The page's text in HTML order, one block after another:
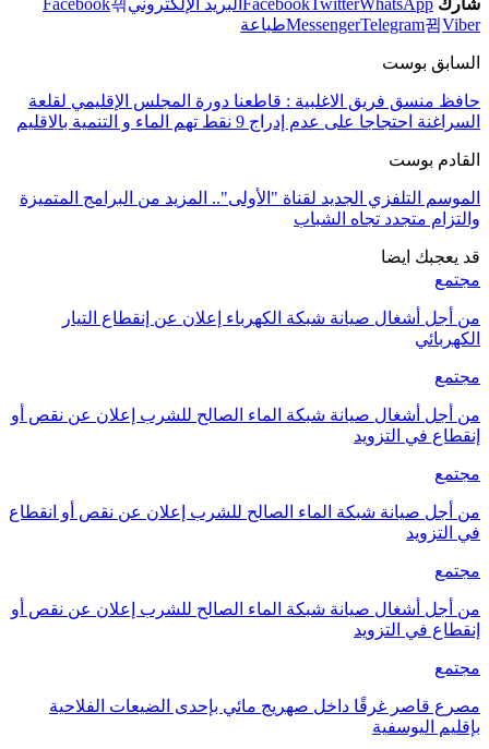
MessengerTelegram Viber طباعة
السابق بوست
حافظ منسق فريق الاغلبية : قاطعنا دورة المجلس الإقليمي لقلعة
السراغنة احتجاجا على عدم إدراج 9 نقط تهم الماء و التنمية بالاقليم
القادم بوست
الموسم التلفزي الجديد لقناة "الأولى".. المزيد من البرامج المتميزة
والتزام متجدد تجاه الشباب
قد يعجبك ايضا
مجتمع
من أجل أشغال صيانة شبكة الكهرباء إعلان عن إنقطاع التيار
الكهربائي
مجتمع
من أجل أشغال صيانة شبكة الماء الصالح للشرب إعلان عن نقص أو
إنقطاع في التزويد
مجتمع
من أجل صيانة شبكة الماء الصالح للشرب إعلان عن نقص أو انقطاع
في التزويد
مجتمع
من أجل أشغال صيانة شبكة الماء الصالح للشرب إعلان عن نقص أو
إنقطاع في التزويد
مجتمع
مصرع قاصر غرقًا داخل صهريج مائي بإحدى الضيعات الفلاحية
بإقليم اليوسفية